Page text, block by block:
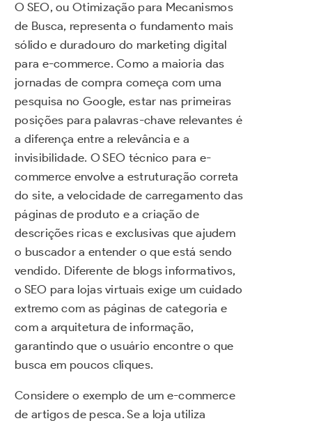
O SEO, ou Otimização para Mecanismos
de Busca, representa o fundamento mais
sólido e duradouro do marketing digital
para e-commerce. Como a maioria das
jornadas de compra começa com uma
pesquisa no Google, estar nas primeiras
posições para palavras-chave relevantes é
a diferença entre a relevância e a
invisibilidade. O SEO técnico para e-
commerce envolve a estruturação correta
do site, a velocidade de carregamento das
páginas de produto e a criação de
descrições ricas e exclusivas que ajudem
o buscador a entender o que está sendo
vendido. Diferente de blogs informativos,
o SEO para lojas virtuais exige um cuidado
extremo com as páginas de categoria e
com a arquitetura de informação,
garantindo que o usuário encontre o que
busca em poucos cliques.
Considere o exemplo de um e-commerce
de artigos de pesca. Se a loja utiliza